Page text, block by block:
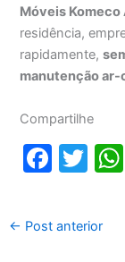
Móveis Komeco
residência,
rapidamente,
manutenção
Compartilhe
F
c
e
T
itt
er
← Post anterior